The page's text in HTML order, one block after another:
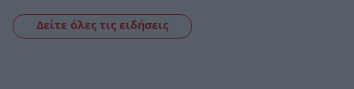
Δείτε όλες τις ειδήσεις